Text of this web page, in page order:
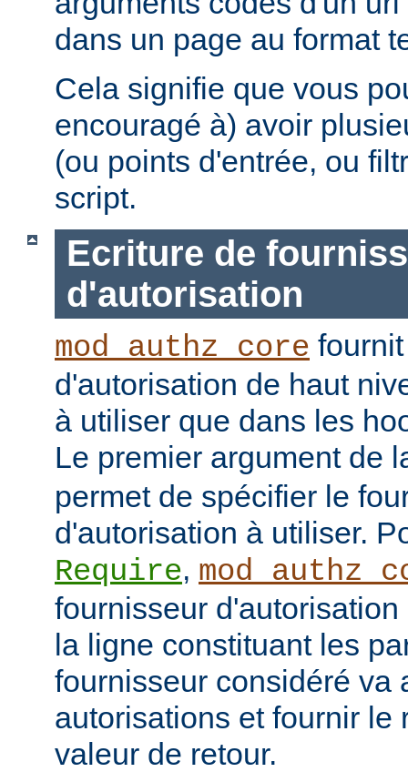
dans un page au format
Cela signifie que vous
encouragé à) avoir
(ou points d'entrée, ou
script.
Ecriture de
d'autorisation
mod_authz_core
d'autorisation de haut
à utiliser que dans les
Le premier argument de
permet de spécifier le
d'autorisation à utiliser.
Require,
fournisseur
la ligne constituant les
fournisseur considéré va
autorisations et fournir le
valeur de retour.